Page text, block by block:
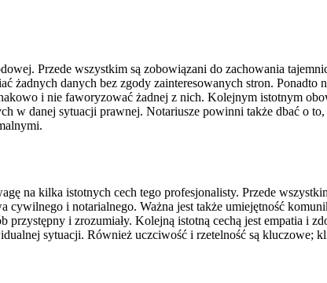
Przede wszystkim są zobowiązani do zachowania
danych bez zgody zainteresowanych stron. Ponadto
i nie faworyzować żadnej z nich. Kolejnym istotnym
w danej sytuacji prawnej. Notariusze powinni także dbać o
na kilka istotnych cech tego profesjonalisty. Przede
i notarialnego. Ważna jest także umiejętność
i zrozumiały. Kolejną istotną cechą jest empatia i
sytuacji. Również uczciwość i rzetelność są kluczowe;